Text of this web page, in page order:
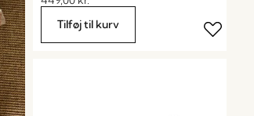
Tilføj til kurv